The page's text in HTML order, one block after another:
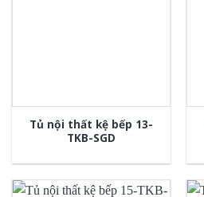
Tủ nội thất kệ bếp 13-
TKB-SGD